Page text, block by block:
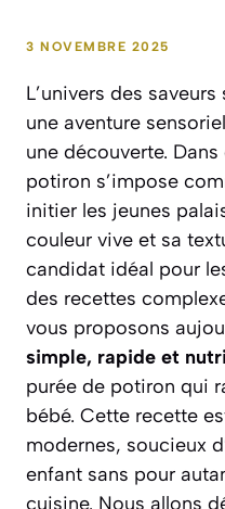
3 NOVEMBRE 2025
L’univers des
une aventure
une découverte.
potiron s’impose
initier les jeunes
couleur vive et sa
candidat idéal pour
des recettes
vous proposons
simple, rapide et
purée de potiron qui
bébé. Cette recette
modernes, soucieux
enfant sans pour
cuisine. Nous allons